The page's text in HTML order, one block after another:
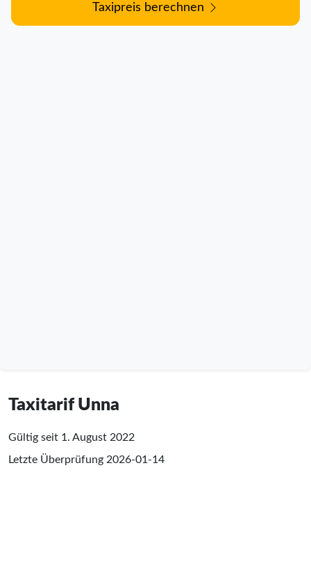
Taxipreis berechnen
Taxitarif Unna
Gültig seit 1. August 2022
Letzte Überprüfung 2026-01-14